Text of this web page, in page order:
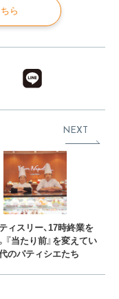
ら
NEXT
ィスリー、17時終業を
『当たり前』を変えてい
のパティシエたち